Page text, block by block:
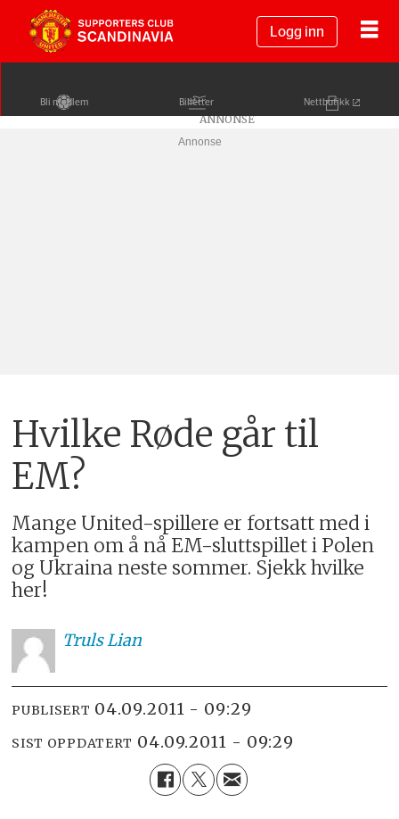
Logg inn
Bli medlem Billetter Nettbutikk
Annonse
Hvilke Røde går til
EM?
Mange United-spillere er fortsatt med i
kampen om å nå EM-sluttspillet i Polen
og Ukraina neste sommer. Sjekk hvilke
her!
TrulsLian
PUBLISERT 04.09.2011 - 09:29
SIST OPPDATERT 04.09.2011 - 09:29